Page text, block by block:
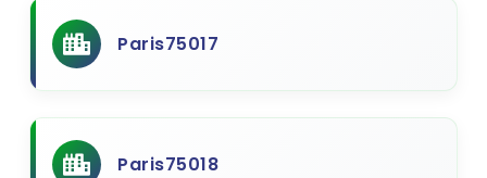
Paris75017
Paris75018